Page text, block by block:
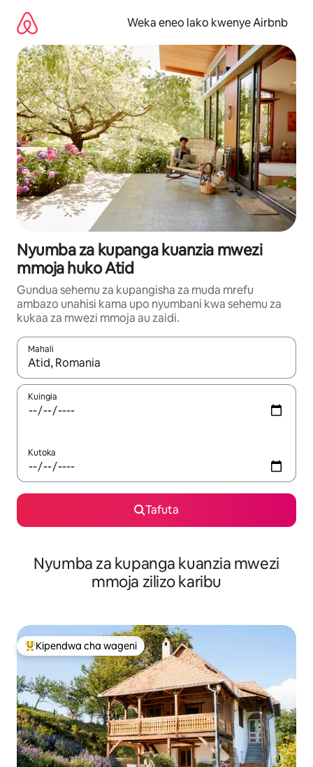
kwenda
kwenye
maudhui
Weka eneo lako kwenye Airbnb
Nyumba za kupanga kuanzia mwezi
mmoja huko Atid
Gundua sehemu za kupangisha za muda mrefu
ambazo unahisi kama upo nyumbani kwa sehemu za
kukaa za mwezi mmoja au zaidi.
Mahali
Wakati matokeo yanapatikana, vinjari kwa kutumia vitufe vya
Kuingia
Kutoka
Tafuta
Nyumba za kupanga kuanzia mwezi
mmoja zilizo karibu
Kipendwa maarufu cha wageni
Kipendwa cha wageni